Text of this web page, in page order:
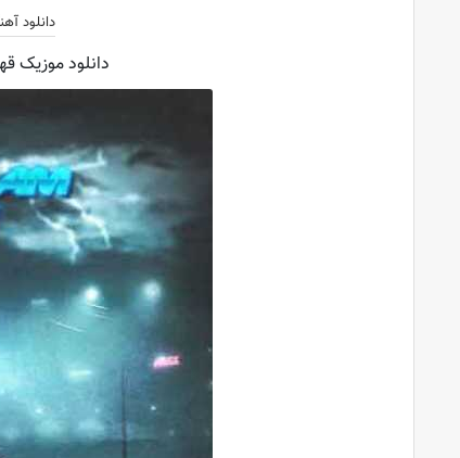
دانلود
دانلود موزیک